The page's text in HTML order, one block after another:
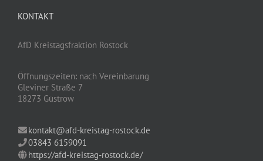
KONTAKT
AfD Kreistagsfraktion Rostock
Öffnungszeiten: nach Vereinbarung
Gleviner Straße 7
18273 Güstrow
kontakt@afd-kreistag-rostock.de
03843 6159091
https://afd-kreistag-rostock.de/